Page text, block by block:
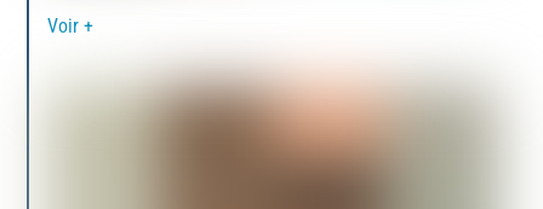
Voir +